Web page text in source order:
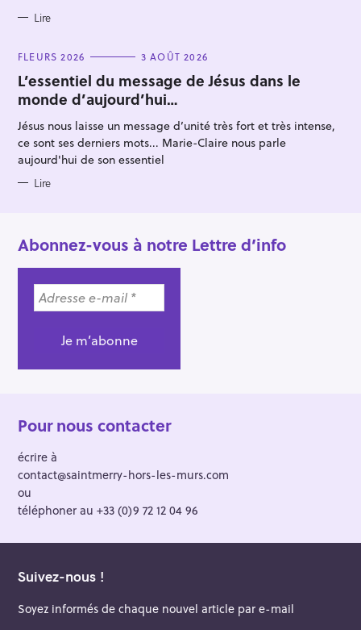
Lire
C
T
E
G
O
I
E
S
FLEURS 2026 3 AOÛT 2026
L’essentiel du message de Jésus dans le
monde d’aujourd’hui…
Jésus nous laisse un message d’unité très fort et très intense,
ce sont ses derniers mots... Marie-Claire nous parle
aujourd'hui de son essentiel
Lire
Abonnez-vous à notre Lettre d’info
Pour nous contacter
écrire à
contact@saintmerry-hors-les-murs.com
ou
téléphoner au +33 (0)9 72 12 04 96
Suivez-nous !
Soyez informés de chaque nouvel article par e-mail